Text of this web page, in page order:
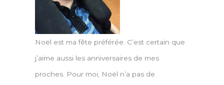
Noël est ma fête préférée. C’est certain que
j’aime aussi les anniversaires de mes
proches. Pour moi, Noël n’a pas de